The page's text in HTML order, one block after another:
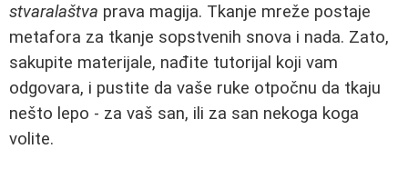
stvaralaštva prava magija. Tkanje mreže postaje
metafora za tkanje sopstvenih snova i nada. Zato,
sakupite materijale, nađite tutorijal koji vam
odgovara, i pustite da vaše ruke otpočnu da tkaju
nešto lepo - za vaš san, ili za san nekoga koga
volite.